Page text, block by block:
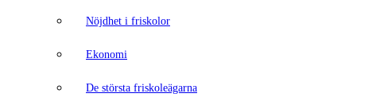
Nöjdhet i friskolor
Ekonomi
De största friskoleägarna